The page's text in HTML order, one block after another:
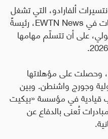
ألفارادو، التي تشغل
فيEWTN News، رئيسةً
على أن تتسلّم مهامها
.
وحصلت على مؤهلاتها
وجورج واشنطن. وبين
مناصب قيادية في مؤسسة «بيكيت
تُعنى بالدفاع عن
.